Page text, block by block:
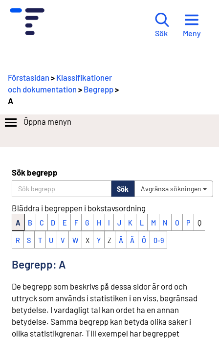
Sök Meny
Förstasidan > Klassifikationer
och dokumentation > Begrepp>
A
Öppna menyn
Sök begrepp
Sök Avgränsa sökningen
Bläddra i begreppen i bokstavsordning
A B C D E F G H I J K L M N O P Q
R S T U V W X Y Z Å Ä Ö 0-9
Begrepp: A
De begrepp som beskrivs på dessa sidor är ord och
uttryck som används i statistiken i en viss, begränsad
betydelse. I vardagligt tal kan ordet ha en annan
betydelse. Samma begrepp kan betyda olika saker i
olika statistikgrenar. Till exempel har begreppet